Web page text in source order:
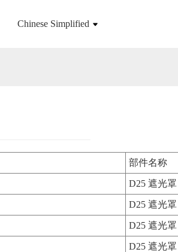
Chinese Simplified
部件名称
D25 遮光
D25 遮光
D25 遮光
D25 遮光